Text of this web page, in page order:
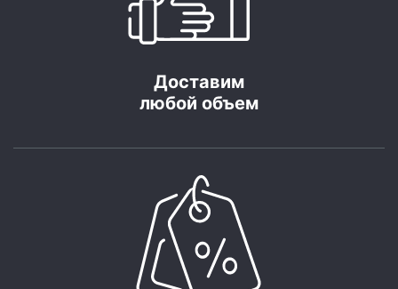
Доставим
любой объем